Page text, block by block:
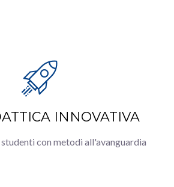
INNOVATIVA
con metodi all'avanguardia